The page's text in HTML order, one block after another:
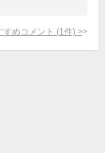
すめコメント (1 件) >